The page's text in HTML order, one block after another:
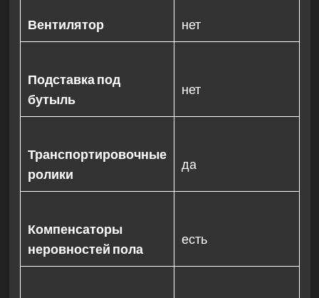
Вентилятор нет
Подставка под
бутыль
нет
Транспортировочные
ролики
да
Компенсаторы
неровностей пола
есть